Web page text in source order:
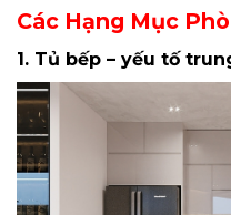
Các Hạng Mục
1. Tủ bếp – yếu tố